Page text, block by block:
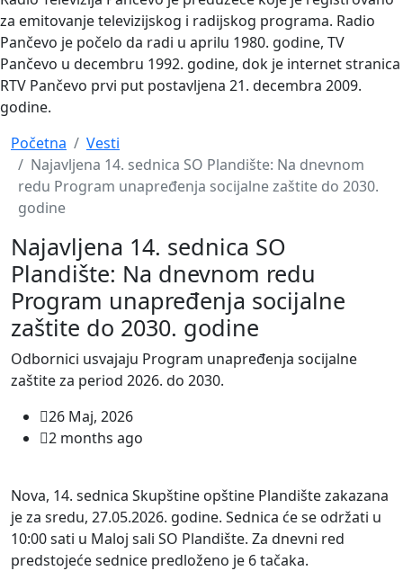
za emitovanje televizijskog i radijskog programa. Radio
Pančevo je počelo da radi u aprilu 1980. godine, TV
Pančevo u decembru 1992. godine, dok je internet stranica
RTV Pančevo prvi put postavljena 21. decembra 2009.
godine.
Početna
Vesti
Najavljena 14. sednica SO Plandište: Na dnevnom
redu Program unapređenja socijalne zaštite do 2030.
godine
Najavljena 14. sednica SO
Plandište: Na dnevnom redu
Program unapređenja socijalne
zaštite do 2030. godine
Odbornici usvajaju Program unapređenja socijalne
zaštite za period 2026. do 2030.
26 Maj, 2026
2 months ago
Nova, 14. sednica Skupštine opštine Plandište zakazana
je za sredu, 27.05.2026. godine. Sednica će se održati u
10:00 sati u Maloj sali SO Plandište. Za dnevni red
predstojeće sednice predloženo je 6 tačaka.